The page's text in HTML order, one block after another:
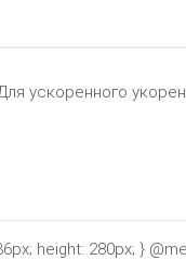
ускоренного
height: 280px; }